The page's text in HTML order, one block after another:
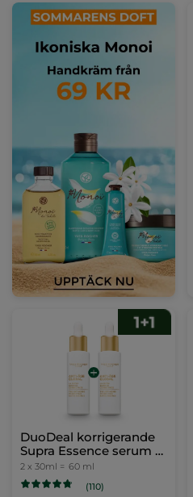
DuoDeal korrigerande
Supra Essence serum -
Anti-Âge Global
2 x 30ml = 60 ml
(110)